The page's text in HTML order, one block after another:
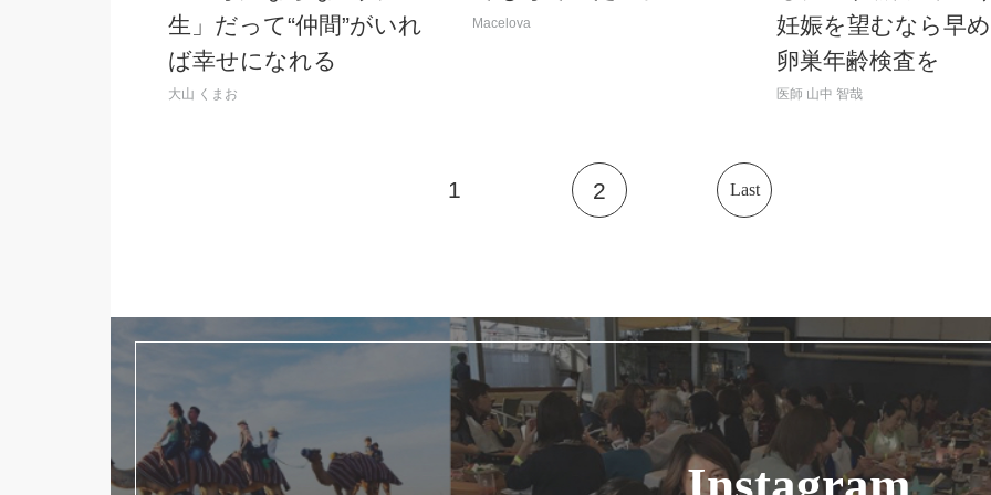
生」だって“仲間”がいれ
ば幸せになれる
大山 くまお
Macelova
妊娠を望むなら早
卵巣年齢検査を
医師 山中 智哉
1 2 Last